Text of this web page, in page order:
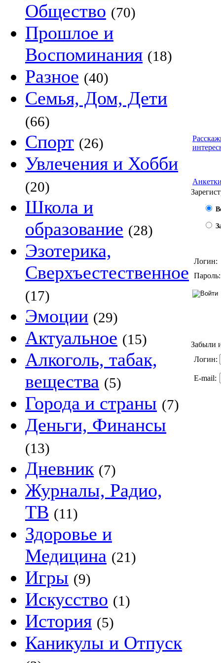
Общество (70)
Прошлое и
Воспоминания (18)
Разное (40)
Семья, Дом, Дети
(66)
Спорт (26)
Увлечения и Хобби
(20)
Школа и
образование (28)
Эзотерика,
Сверхъестественное
(17)
Эмоции (29)
Актуальное (15)
Алкоголь, табак,
вещества (5)
Города и страны (7)
Деньги, Финансы
(13)
Дневник (7)
Журналы, Радио,
ТВ (11)
Здоровье и
Медицина (21)
Игры (9)
Искусство (1)
История (5)
Каникулы и Отпуск
Логин:
Пароль:
Забыли
Логин:
E-mail: